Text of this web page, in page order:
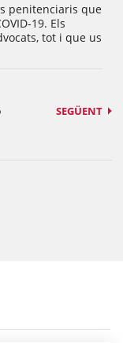
penitenciaris que
19. Els
tot i que us
SEGÜENT